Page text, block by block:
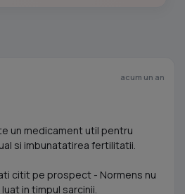
acum un an
un medicament util pentru
si imbunatatirea fertilitatii.
citit pe prospect - Normens nu
in timpul sarcinii.